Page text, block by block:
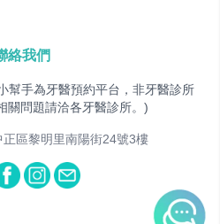
絡我們
幫手為牙醫預約平台，非牙醫診所
關問題請洽各牙醫診所。)
區黎明里南陽街24號3樓